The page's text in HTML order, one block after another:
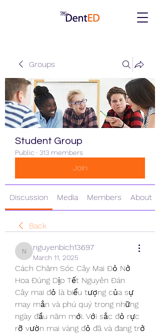
Groups
Student Group
Public · 313 members
Join
Discussion Media Members About
Back
nguyenbich13697
nguyenbich13697
March 11, 2025
Cách Chăm Sóc Cây Mai Đỏ Nở
Hoa Đúng Dịp Tết Nguyên Đán
Cây mai đỏ là biểu tượng của sự
may mắn và phú quý trong những
ngày đầu năm mới. Với sắc đỏ rực
rỡ vườn mai vàng đỏ đã và đang trở